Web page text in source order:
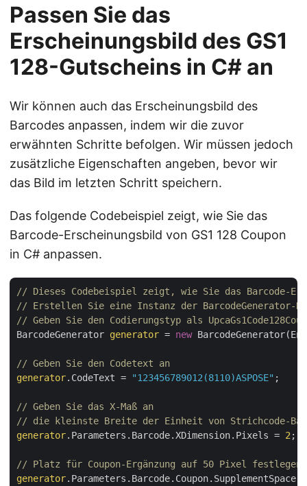
Passen Sie das
Erscheinungsbild des GS1
128-Gutscheins in C# an
Wir können auch das Erscheinungsbild des
Barcodes anpassen, indem wir die zuvor
erwähnten Schritte befolgen. Wir müssen jedoch
zusätzliche Eigenschaften angeben, bevor wir
das Bild im letzten Schritt speichern.
Das folgende Codebeispiel zeigt, wie Sie das
Barcode-Erscheinungsbild von GS1 128 Coupon
in C# anpassen.
// Dieses Codebeispiel zeigt, wie Sie das Barcode-
// Erstellen Sie eine Instanz der BarcodeGenerator-
// Geben Sie den Codierungstyp als
BarcodeGenerator generator = new
// Geben Sie den Codetext an
generator.CodeText = "123456789012(8110)ASPOSE" ;
// Geben Sie das X-Maß an
// die kleinste Breite der Einheit von Strichcode-
generator.Parameters.Barcode.XDimension.Pixels = 2 ;
// Platz für Coupon-Ergänzung auf 50 Pixel festlegen
generator